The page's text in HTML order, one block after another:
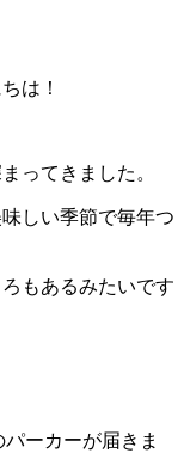
は！
ってきました。
しい季節で毎年つ
もあるみたいです
ーカーが届きま